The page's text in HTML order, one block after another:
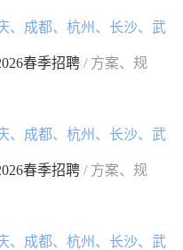
、成都、杭州、长沙、武
春季招聘/ 方案、规
、成都、杭州、长沙、武
春季招聘/ 方案、规
、成都、杭州、长沙、武